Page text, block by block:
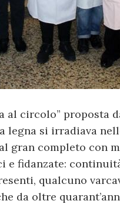
al circolo” proposta
legna si irradiava
gran completo con
e fidanzate:
qualcuno
da oltre